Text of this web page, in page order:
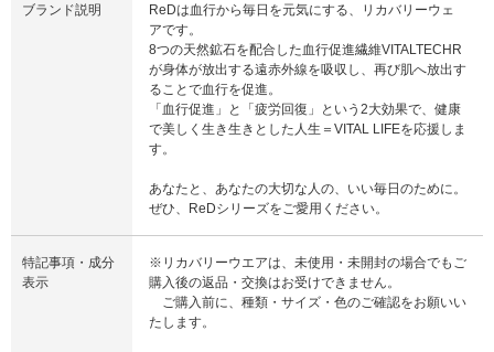
ブランド説明
ReDは血行から毎日を元気にする、リカバリーウェ
アです。
8つの天然鉱石を配合した血行促進繊維VITALTECHR
が身体が放出する遠赤外線を吸収し、再び肌へ放出す
ることで血行を促進。
「血行促進」と「疲労回復」という2大効果で、健康
で美しく生き生きとした人生＝VITAL LIFEを応援しま
す。
あなたと、あなたの大切な人の、いい毎日のために。
ぜひ、ReDシリーズをご愛用ください。
特記事項・成分
表示
※リカバリーウエアは、未使用・未開封の場合でもご
購入後の返品・交換はお受けできません。
ご購入前に、種類・サイズ・色のご確認をお願いい
たします。